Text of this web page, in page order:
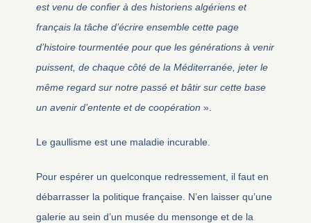
est venu de confier à des historiens algériens et
français la tâche d’écrire ensemble cette page
d’histoire tourmentée pour que les générations à venir
puissent, de chaque côté de la Méditerranée, jeter le
même regard sur notre passé et bâtir sur cette base
un avenir d’entente et de coopération ».
Le gaullisme est une maladie incurable.
Pour espérer un quelconque redressement, il faut en
débarrasser la politique française. N’en laisser qu’une
galerie au sein d’un musée du mensonge et de la